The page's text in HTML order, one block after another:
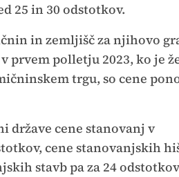
25 in 30 odstotkov.
in zemljišč za njihovo
polletju 2023, ko je
trgu, so cene
države cene stanovanj v
cene stanovanjskih
stavb pa za 24